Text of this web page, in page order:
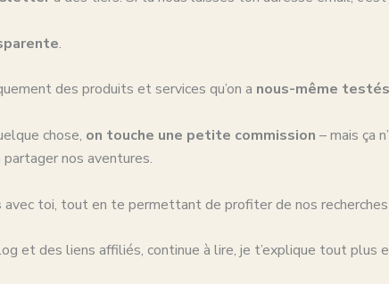
.
des produits et services qu’on a nous-même
chose, on touche une petite commission – mais ça
nos aventures.
avec toi, tout en te permettant de profiter de nos
et des liens affiliés, continue à lire, je t’explique tout plus